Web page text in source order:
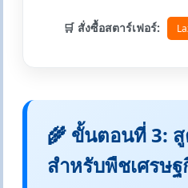
🛒 สั่งซื้อสตาร์เฟอร์:
🌾 ขั้นตอนที่ 3: สู
สำหรับพืชเศรษฐ